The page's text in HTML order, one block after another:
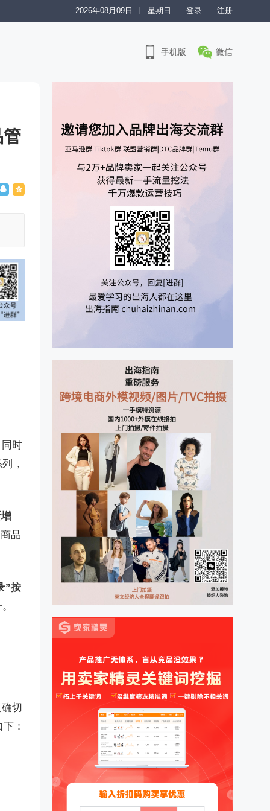
2026年08月09日 星期日 登录 注册
手机版 微信
时
，
品
”按
切
：